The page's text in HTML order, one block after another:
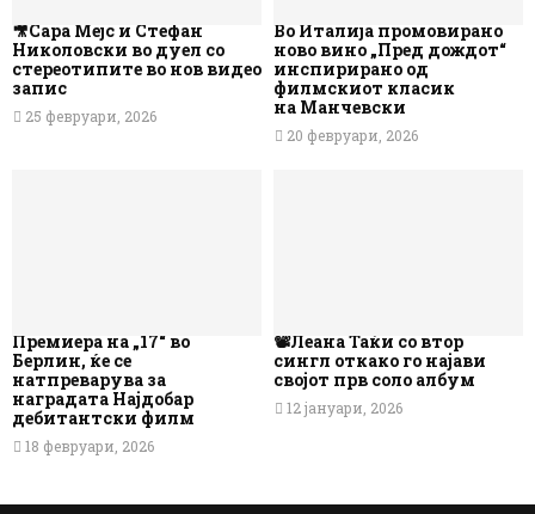
🎥Сара Мејс и Стефан
Николовски во дуел со
стереотипите во нов видео
запис
25 февруари, 2026
Во Италија промовирано
ново вино „Пред дождот“
инспирирано од
филмскиот класик
на Манчевски
20 февруари, 2026
Премиера на „17“ во
Берлин, ќе се
натпреварува за
наградата Најдобар
дебитантски филм
18 февруари, 2026
📽️Леана Таќи со втор
сингл откако го најави
својот прв соло албум
12 јануари, 2026